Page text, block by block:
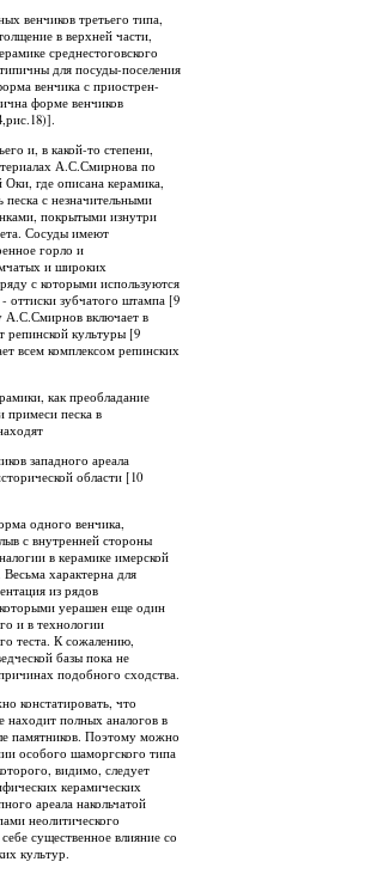
венчиков третьего типа,
в верхней части,
среднестоговского
для посуды-поселения
венчика с приострен-
форме венчиков
и, в какой-то степени,
А.С.Смирнова по
где описана керамика,
с незначительными
покрытыми изнутри
Сосуды имеют
горло и
и широких
с которыми используются
оттиски зубчатого штампа [9
А.С.Смирнов включает в
репинской культуры [9
всем комплексом репинских
как преобладание
примеси песка в
западного ареала
области [10
одного венчика,
с внутренней стороны
в керамике имерской
характерна для
из рядов
уерашен еще один
и в технологии
теста. К сожалению,
базы пока не
подобного сходства.
констатировать, что
находит полных аналогов в
памятников. Поэтому можно
особого шаморгского типа
видимо, следует
керамических
ареала накольчатой
неолитического
существенное влияние со
культур.